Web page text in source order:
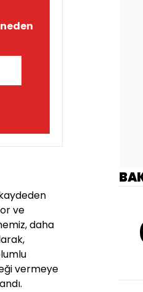
neden
ve
daha
vermeye